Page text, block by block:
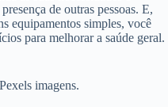
de outras pessoas. E,
equipamentos simples, você
para melhorar a saúde geral.
imagens.